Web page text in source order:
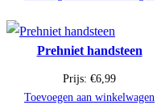
Prehniet handsteen
Prijs: €6,99
Toevoegen aan winkelwagen